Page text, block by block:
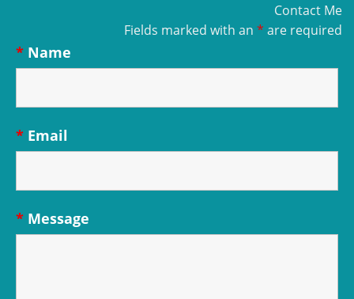
Contact Me
Fields marked with an * are required
Name
*
Email
*
Message
*